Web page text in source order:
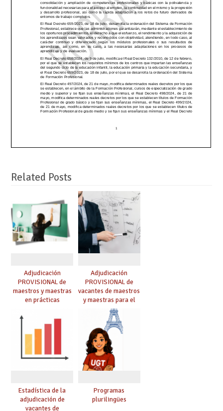
Related Posts
Adjudicación
PROVISIONAL de
maestros y maestras
en prácticas
Adjudicación
PROVISIONAL de
vacantes de maestros
y maestras para el
curso 26-27
Estadística de la
adjudicación de
vacantes de
Programas
plurilingües